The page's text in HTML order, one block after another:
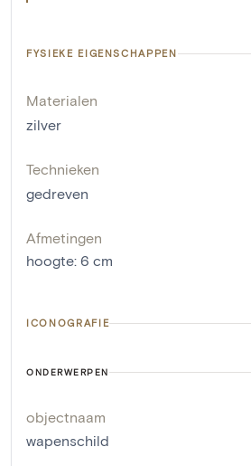
FYSIEKE EIGENSCHAPPEN
Materialen
zilver
Technieken
gedreven
Afmetingen
hoogte: 6 cm
ICONOGRAFIE
ONDERWERPEN
objectnaam
wapenschild